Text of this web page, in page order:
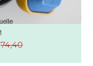
74,40